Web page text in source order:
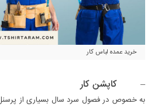
خرید عمده لباس کار
– کاپشن کار
به خصوص در فصول سرد سال بسیاری از